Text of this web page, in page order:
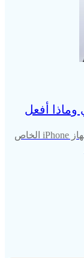
اكتشف الأسباب التي تؤدي إلى عدم تشغيل جهاز iPhone الخاص